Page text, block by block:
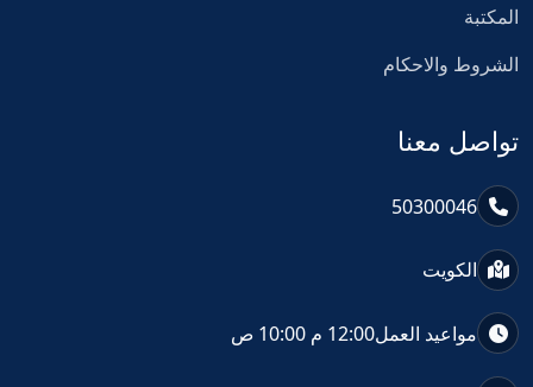
المكتبة
الشروط والاحكام
تواصل معنا
50300046
الكويت
مواعيد العمل12:00 م 10:00 ص